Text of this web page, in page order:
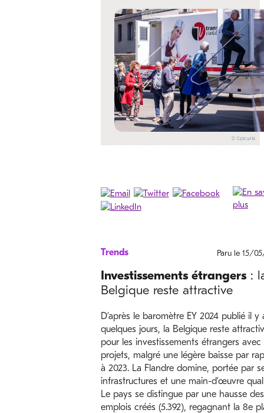
Trends Paru le 15/
Investissements étrangers:
Belgique reste attractive
D’après le baromètre EY 2024 publié il y
quelques jours, la Belgique reste
pour les investissements étrangers avec
projets, malgré une légère baisse par
à 2023. La Flandre domine, portée par
infrastructures et une main-d’œuvre
Le pays se distingue par une hausse des
emplois créés (5.392), regagnant la 8e